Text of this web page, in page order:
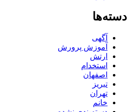
دسته‌ها
آگهی
آموزش پرورش
ارتش
استخدام
اصفهان
تبریز
تهران
خانم